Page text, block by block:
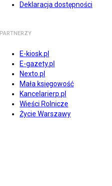
Deklaracja dostępności
PARTNERZY
E-kiosk.pl
E-gazety.pl
Nexto.pl
Mała księgowość
Kancelarierp.pl
Wieści Rolnicze
Życie Warszawy